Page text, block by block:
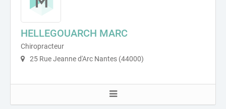
HELLEGOUARCH MARC
Chiropracteur
25 Rue Jeanne d'Arc Nantes (44000)